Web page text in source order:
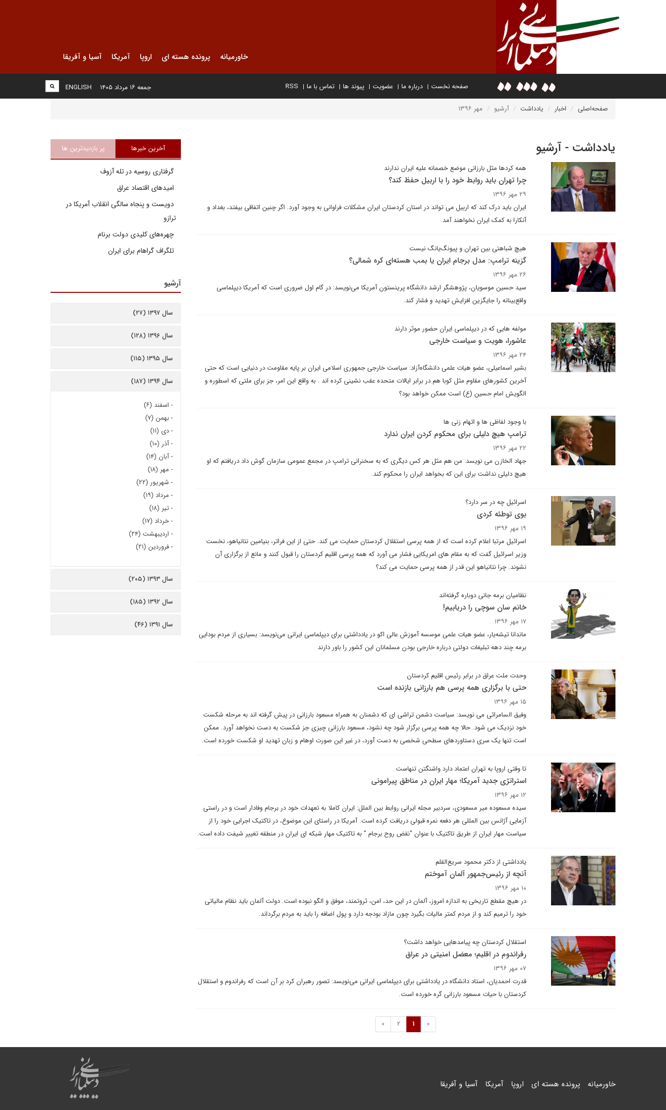
خاورمیانه پرونده هسته ای اروپا آمریکا آسیا و آفریقا
صفحه نخست درباره ما عضویت پیوند ها تماس با ما RSS
ENGLISH جمعه ۱۶ مرداد ۱۴۰۵
صفحه‌اصلی اخبار یادداشت آرشیو مهر ۱۳۹۶
یادداشت - آرشیو
همه کردها مثل بارزانی موضع خصمانه علیه ایران ندارند
چرا تهران باید روابط خود را با اربیل حفظ کند؟
۲۹ مهر ۱۳۹۶
ایران باید درک کند که اربیل می تواند در استان کردستان ایران مشکلات فراوانی به وجود آورد. اگر چنین اتفاقی بیفتد، بغداد و
آنکارا به کمک ایران نخواهند آمد.
هیچ شباهتی بین تهران و پیونگ‌یانگ نیست
گزینه ترامپ: مدل برجام ایران یا بمب هسته‌ای کره شمالی؟
۲۶ مهر ۱۳۹۶
سید حسین موسویان، پژوهشگر ارشد دانشگاه پرینستون آمریکا می‌نویسد: در گام اول ضروری است که آمریکا دیپلماسی
واقع‌بینانه را جایگزین افزایش تهدید و فشار کند.
مولفه هایی که در دیپلماسی ایران حضور موثر دارند
عاشورا، هویت و سیاست خارجی
۲۴ مهر ۱۳۹۶
بشیر اسماعیلی، عضو هیات علمی دانشگاه‌آزاد: سیاست خارجی جمهوری اسلامی ایران بر پایه مقاومت در دنیایی است که حتی
آخرین کشورهای مقاوم مثل کوبا هم در برابر ایالات متحده عقب نشینی کرده اند . به واقع این امر، جز برای ملتی که اسطوره و
الگویش امام حسین (ع) است ممکن خواهد بود؟
با وجود لفاظی ها و اتهام زنی ها
ترامپ هیچ دلیلی برای محکوم کردن ایران ندارد
۲۲ مهر ۱۳۹۶
جهاد الخازن می نویسد: من هم مثل هر کس دیگری که به سخنرانی ترامپ در مجمع عمومی سازمان گوش داد دریافتم که او
هیچ دلیلی نداشت برای این که بخواهد ایران را محکوم کند.
اسرائیل چه در سر دارد؟
بوی توطئه کردی
۱۹ مهر ۱۳۹۶
اسرائیل مرتبا اعلام کرده است که از همه پرسی استقلال کردستان حمایت می کند. حتی از این فراتر، بنیامین نتانیاهو، نخست
وزیر اسرائیل گفت که به مقام های امریکایی فشار می آورد که همه پرسی اقلیم کردستان را قبول کنند و مانع از برگزاری آن
نشوند. چرا نتانیاهو این قدر از همه پرسی حمایت می کند؟
نظامیان برمه جانی دوباره گرفته‌اند
خانم سان سوچی را دریابیم!
۱۷ مهر ۱۳۹۶
ماندانا تیشه‌یار، عضو هیات علمی موسسه آموزش عالی اکو در یادداشتی برای دیپلماسی ایرانی می‌نویسد: بسیاری از مردم بودایی
برمه چند دهه تبلیغات دولتی درباره خارجی بودن مسلمانان این کشور را باور دارند
وحدت ملت عراق در برابر رئیس اقلیم کردستان
حتی با برگزاری همه پرسی هم بارزانی بازنده است
۱۵ مهر ۱۳۹۶
وفیق السامرائی می نویسد: سیاست دشمن تراشی ای که دشمنان به همراه مسعود بارزانی در پیش گرفته اند به مرحله شکست
خود نزدیک می شود. حالا چه همه پرسی برگزار شود چه نشود، مسعود بارزانی چیزی جز شکست به دست نخواهد آورد. ممکن
است تنها یک سری دستاوردهای سطحی شخصی به دست آورد، در غیر این صورت اوهام و زبان تهدید او شکست خورده است.
تا وقتی اروپا به تهران اعتماد دارد واشنگتن تنهاست
استراتژی جدید آمریکا؛ مهار ایران در مناطق پیرامونی
۱۲ مهر ۱۳۹۶
سیده مسعوده میر مسعودی، سردبیر مجله ایرانی روابط بین الملل: ایران کاملا به تعهدات خود در برجام وفادار است و در راستی
آزمایی آژانس بین المللی هر دفعه نمره قبولی دریافت کرده است. آمریکا در راستای این موضوع، در تاکتیک اجرایی خود را از
سیاست مهار ایران از طریق تاکتیک با عنوان "نقض روح برجام " به تاکتیک مهار شبکه ای ایران در منطقه تغییر شیفت داده است.
یادداشتی از دکتر محمود سریع‌القلم
آنچه از رئیس‌جمهور آلمان آموختم
۱۰ مهر ۱۳۹۶
در هیچ مقطع تاریخی به اندازه امروز، آلمان در این حد، امن، ثروتمند، موفق و الگو نبوده است. دولت آلمان باید نظام مالیاتی
خود را ترمیم کند و از مردم کمتر مالیات بگیرد چون مازاد بودجه دارد و پول اضافه را باید به مردم برگرداند.
استقلال کردستان چه پیامدهایی خواهد داشت؟
رفراندوم در اقلیم؛ معضل امنیتی در عراق
۰۷ مهر ۱۳۹۶
قدرت احمدیان، استاد دانشگاه در یادداشتی برای دیپلماسی ایرانی می‌نویسد: تصور رهبران کرد بر آن است که رفراندوم و استقلال
کردستان با حیات مسعود بارزانی گره خورده است.
«
1
2
»
آخرین خبرها پر بازدیدترین ها
گرفتاری روسیه در تله آزوف
امیدهای اقتصاد عراق
دویست و پنجاه سالگی انقلاب آمریکا در
ترازو
چهره‌های کلیدی دولت برنام
تلگراف گراهام برای ایران
آرشیو
سال ۱۳۹۷ (۲۷)
سال ۱۳۹۶ (۱۲۸)
سال ۱۳۹۵ (۱۱۵)
سال ۱۳۹۴ (۱۸۷)
- اسفند (۶)
-بهمن (۷)
-دی (۱۱)
-آذر (۱۰)
-آبان (۱۴)
- مهر (۱۸)
- شهریور (۲۲)
- مرداد (۱۹)
-تیر (۱۸)
-خرداد (۱۷)
- اردیبهشت (۲۴)
-فروردین (۲۱)
سال ۱۳۹۳ (۲۰۵)
سال ۱۳۹۲ (۱۸۵)
سال ۱۳۹۱ (۴۶)
خاورمیانه پرونده هسته ای اروپا آمریکا آسیا و آفریقا